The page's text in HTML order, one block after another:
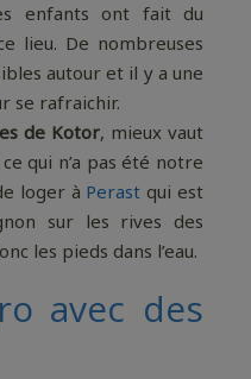
enfants ont fait du
lieu. De nombreuses
autour et il y a une
se rafraichir.
de Kotor, mieux vaut
qui n’a pas été notre
loger à Perast qui est
sur les rives des
les pieds dans l’eau.
avec des